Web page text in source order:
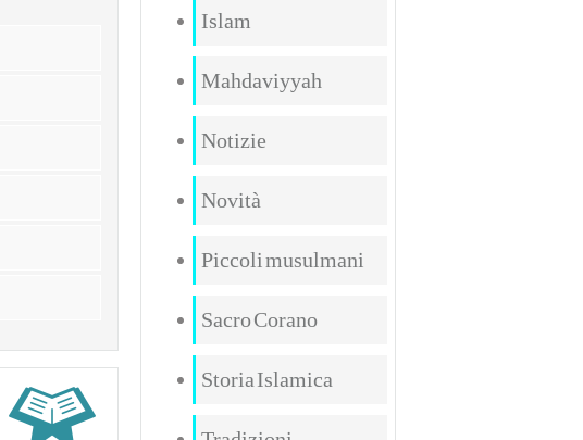
Islam
Mahdaviyyah
Notizie
Novità
Piccoli musulmani
Sacro Corano
Storia Islamica